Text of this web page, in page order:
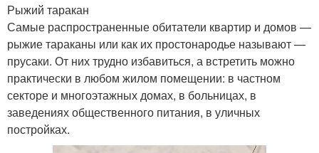
Рыжий таракан
Самые распространенные обитатели квартир и домов —
рыжие тараканы или как их простонародье называют —
прусаки. От них трудно избавиться, а встретить можно
практически в любом жилом помещении: в частном
секторе и многоэтажных домах, в больницах, в
заведениях общественного питания, в уличных
постройках.